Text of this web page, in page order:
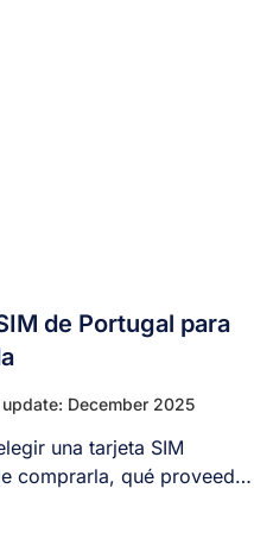
de Portugal para
December 2025
una tarjeta SIM
comprarla, qué proveedor